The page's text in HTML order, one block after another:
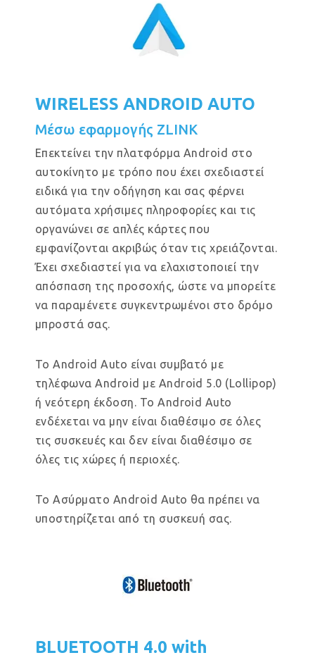
WIRELESS ANDROID AUTO
Μέσω εφαρμογής ZLINK
Επεκτείνει την πλατφόρμα Android στο
αυτοκίνητο με τρόπο που έχει σχεδιαστεί
ειδικά για την οδήγηση και σας φέρνει
αυτόματα χρήσιμες πληροφορίες και τις
οργανώνει σε απλές κάρτες που
εμφανίζονται ακριβώς όταν τις χρειάζονται.
Έχει σχεδιαστεί για να ελαχιστοποιεί την
απόσπαση της προσοχής, ώστε να μπορείτε
να παραμένετε συγκεντρωμένοι στο δρόμο
μπροστά σας.
Το Android Auto είναι συμβατό με
τηλέφωνα Android με Android 5.0 (Lollipop)
ή νεότερη έκδοση. Το Android Auto
ενδέχεται να μην είναι διαθέσιμο σε όλες
τις συσκευές και δεν είναι διαθέσιμο σε
όλες τις χώρες ή περιοχές.
Το Ασύρματο Android Auto θα πρέπει να
υποστηρίζεται από τη συσκευή σας.
BLUETOOTH 4.0 with